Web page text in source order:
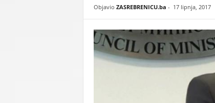
B
R
E
Objavio ZASREBRENICU.ba - 17 lipnja, 2017